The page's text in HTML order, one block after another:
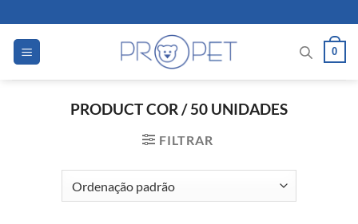
to
content
0
PRODUCT COR/50 UNIDADES
FILTRAR